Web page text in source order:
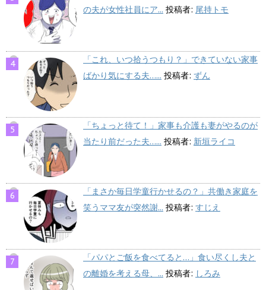
の夫が女性社員にア... 投稿者: 尾持トモ
「これ、いつ拾うつもり？」できていない家事
ばかり気にする夫…... 投稿者: ずん
「ちょっと待て！」家事も介護も妻がやるのが
当たり前だった夫…... 投稿者: 新垣ライコ
「まさか毎日学童行かせるの？」共働き家庭を
笑うママ友が突然謝... 投稿者: すじえ
「パパとご飯を食べてると…」食い尽くし夫と
の離婚を考える母、... 投稿者: しろみ